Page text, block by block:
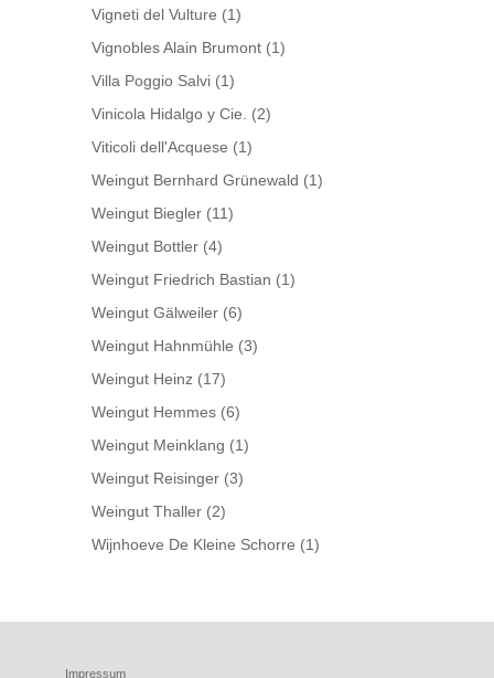
Vigneti del Vulture (1)
Vignobles Alain Brumont (1)
Villa Poggio Salvi (1)
Vinicola Hidalgo y Cie.
(2)
Viticoli dell'Acquese (1)
Weingut Bernhard Grünewald (1)
Weingut Biegler (11)
Weingut Bottler (4)
Weingut Friedrich Bastian (1)
Weingut Gälweiler (6)
Weingut Hahnmühle (3)
Weingut Heinz (17)
Weingut Hemmes (6)
Weingut Meinklang (1)
Weingut Reisinger (3)
Weingut Thaller (2)
Wijnhoeve De Kleine Schorre (1)
Impressum